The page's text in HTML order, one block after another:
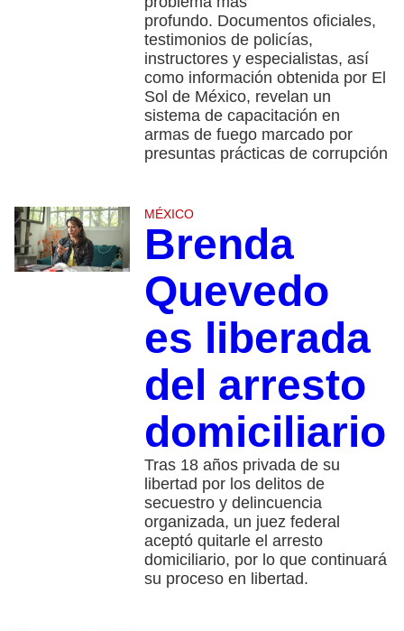
profundo. Documentos oficiales,
testimonios de policías,
instructores y especialistas, así
como información obtenida por El
Sol de México, revelan un
sistema de capacitación en
armas de fuego marcado por
presuntas prácticas de corrupción
MÉXICO
Brenda
Quevedo
es liberada
del arresto
domiciliario
Tras 18 años privada de su
libertad por los delitos de
secuestro y delincuencia
organizada, un juez federal
aceptó quitarle el arresto
domiciliario, por lo que continuará
su proceso en libertad.